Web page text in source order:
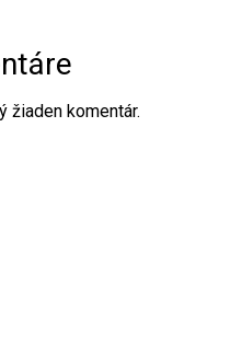
žiaden komentár.